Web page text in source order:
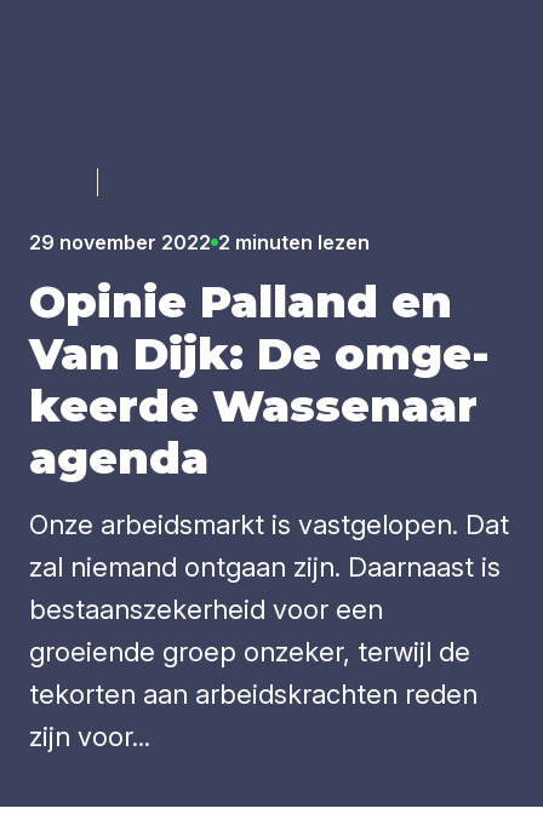
29 november 2022 2 minuten lezen
Opi­nie Pal­land en
Van Dijk: De omge­
keer­de Was­se­naar
agen­da
Onze arbeidsmarkt is vastgelopen. Dat
zal niemand ontgaan zijn. Daarnaast is
bestaanszekerheid voor een
groeiende groep onzeker, terwijl de
tekorten aan arbeidskrachten reden
zijn voor...